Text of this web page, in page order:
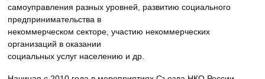
самоуправления разных уровней, развитию социального
предпринимательства в
некоммерческом секторе, участию некоммерческих
организаций в оказании
социальных услуг населению и др.